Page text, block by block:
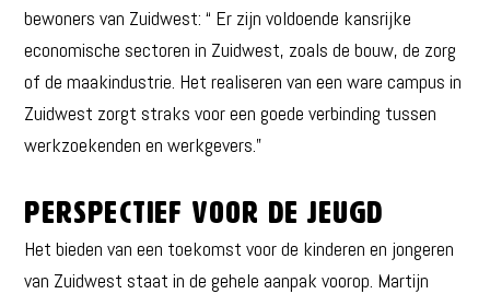
bewoners van Zuidwest: “ Er zijn voldoende kansrijke
economische sectoren in Zuidwest, zoals de bouw, de zorg
of de maakindustrie. Het realiseren van een ware campus in
Zuidwest zorgt straks voor een goede verbinding tussen
werkzoekenden en werkgevers.”
Perspectief voor de jeugd
Het bieden van een toekomst voor de kinderen en jongeren
van Zuidwest staat in de gehele aanpak voorop. Martijn